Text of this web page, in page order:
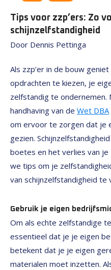
Tips voor zzp’ers: Zo
schijnzelfstandigheid
Door Dennis Pettinga
Als zzp’er in de bouw
opdrachten te kiezen, je
zelfstandig te
handhaving van de Wet DBA
om ervoor te zorgen dat je
gezien.
boetes en het verlies van
we tips om je
van schijnzelfstandigheid te
Gebruik je eigen
Om als echte zelfstandige
essentieel dat je je eigen
betekent dat je je eigen
materialen moet inzetten.